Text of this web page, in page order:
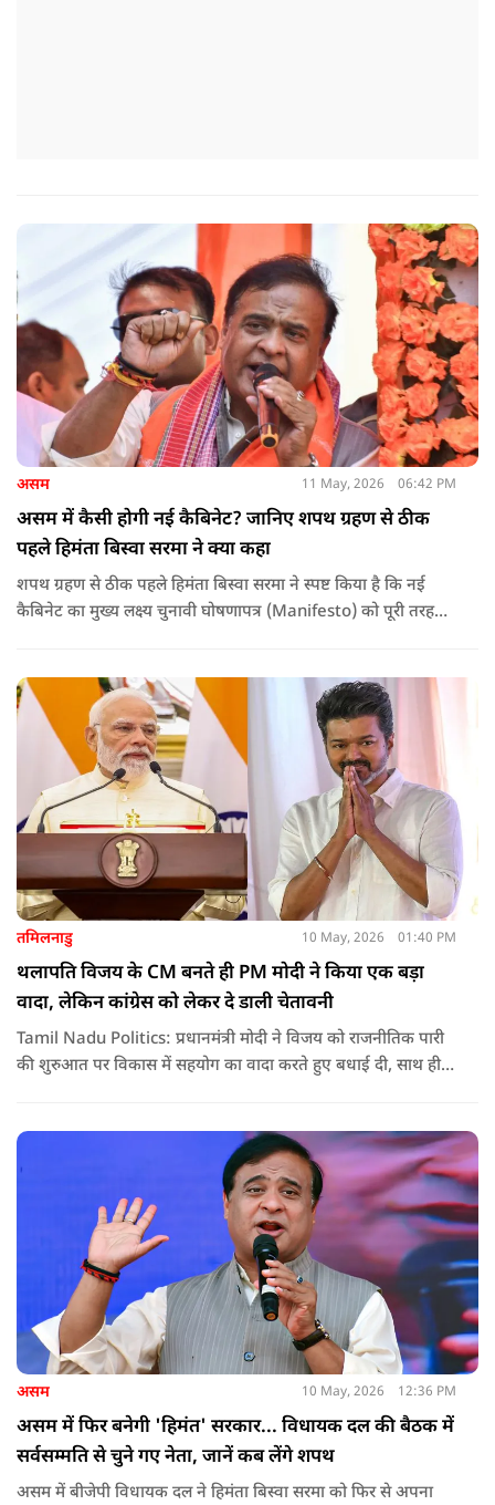
असम 11 May, 2026 06:42 PM
असम में कैसी होगी नई कैबिनेट? जानिए शपथ ग्रहण से ठीक
पहले हिमंता बिस्वा सरमा ने क्या कहा
शपथ ग्रहण से ठीक पहले हिमंता बिस्वा सरमा ने स्पष्ट किया है कि नई
कैबिनेट का मुख्य लक्ष्य चुनावी घोषणापत्र (Manifesto) को पूरी तरह
तमिलनाडु 10 May, 2026 01:40 PM
थलापति विजय के CM बनते ही PM मोदी ने किया एक बड़ा
वादा, लेकिन कांग्रेस को लेकर दे डाली चेतावनी
Tamil Nadu Politics: प्रधानमंत्री मोदी ने विजय को राजनीतिक पारी
की शुरुआत पर विकास में सहयोग का वादा करते हुए बधाई दी, साथ ही
असम 10 May, 2026 12:36 PM
असम में फिर बनेगी 'हिमंत' सरकार... विधायक दल की बैठक में
सर्वसम्मति से चुने गए नेता, जानें कब लेंगे शपथ
असम में बीजेपी विधायक दल ने हिमंता बिस्वा सरमा को फिर से अपना